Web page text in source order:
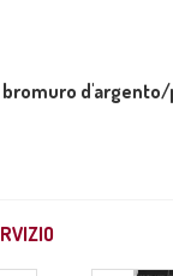
bromuro